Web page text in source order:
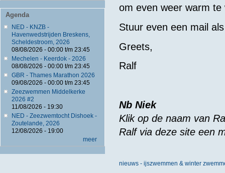
Agenda
NED - KNZB -
Havenwedstrijden Breskens,
Scheldestroom, 2026
08/08/2026 - 00:00t/m 23:45
Mechelen - Keerdok - 2026
08/08/2026 - 00:00t/m 23:45
GBR - Thames Marathon 2026
09/08/2026 - 00:00t/m 23:45
Zeezwemmen Middelkerke
2026 #2
11/08/2026 - 19:30
NED - Zeezwemtocht Dishoek -
Zoutelande, 2026
12/08/2026 - 19:00
meer
om even weer warm
Stuur even een mail
Greets,
Ralf
Nb Niek
Klik op de naam van
Ralf via deze site een
nieuws - ijszwemmen & winter